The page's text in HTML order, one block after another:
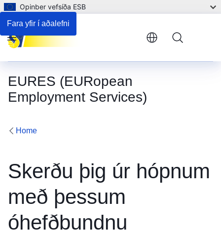
Fara yfir í aðalefni
Opinber vefsíða ESB
EURES (EURopean
Employment Services)
Menu
Home
Skerðu þig úr hópnum
með þessum
óhefðbundnu